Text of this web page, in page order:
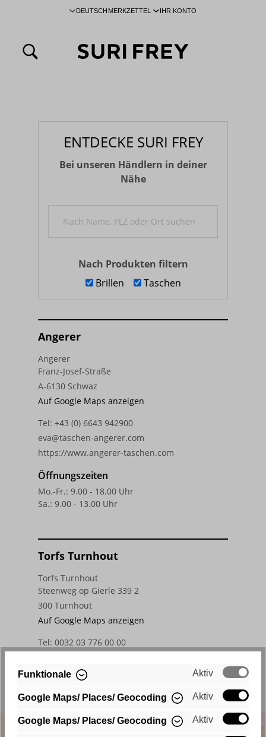
springen DEUTSCH MERKZETTEL IHR KONTO
Funktionale Aktiv
Google Maps/ Places/ Geocoding Aktiv
Google Maps/ Places/ Geocoding Aktiv